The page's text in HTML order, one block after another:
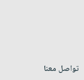
تواصل معنا